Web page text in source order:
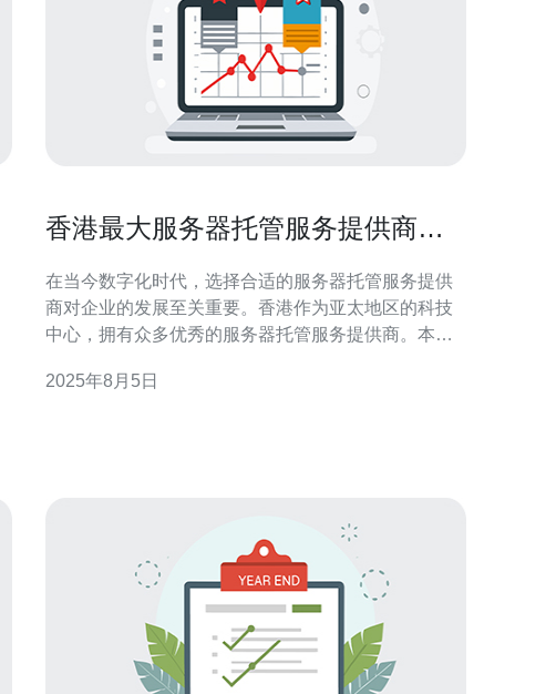
香港最大服务器托管服务提供商一
在当今数字化时代，选择合适的服务器托管服务提供
商对企业的发展至关重要。香港作为亚太地区的科技
中心，拥有众多优秀的服务器托管服务提供商。本文
分析它们的特点和优势，帮助您做出明智的选择。 香
2025年8月5日